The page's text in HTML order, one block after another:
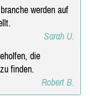
werden auf
Sarah U.
die
finden.
Robert B.